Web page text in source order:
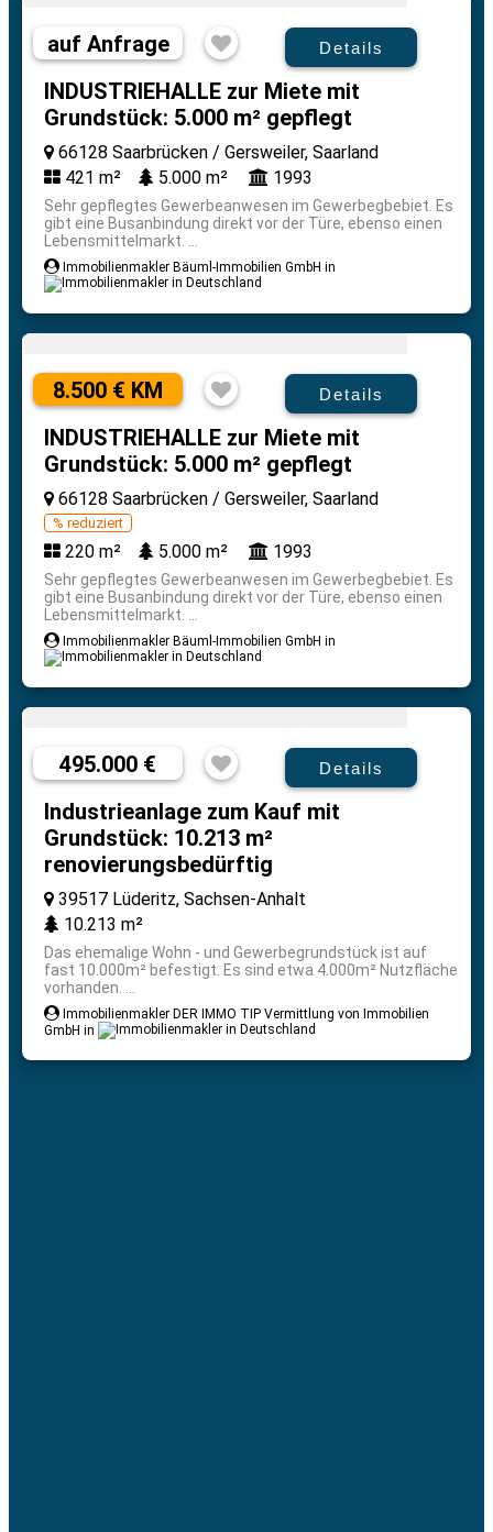
auf Anfrage Details
INDUSTRIEHALLE zur Miete mit
Grundstück: 5.000 m² gepflegt
66128 Saarbrücken / Gersweiler, Saarland
421 m²
5.000 m² 1993
Sehr gepflegtes Gewerbeanwesen im Gewerbegbebiet. Es
gibt eine Busanbindung direkt vor der Türe, ebenso einen
Lebensmittelmarkt. ...
Immobilienmakler Bäuml-Immobilien GmbH in
8.500 € KM Details
INDUSTRIEHALLE zur Miete mit
Grundstück: 5.000 m² gepflegt
66128 Saarbrücken / Gersweiler, Saarland
% reduziert
220 m² 5.000 m² 1993
Sehr gepflegtes Gewerbeanwesen im Gewerbegbebiet. Es
gibt eine Busanbindung direkt vor der Türe, ebenso einen
Lebensmittelmarkt. ...
Immobilienmakler Bäuml-Immobilien GmbH in
495.000 € Details
Industrieanlage zum Kauf mit
Grundstück: 10.213 m²
renovierungsbedürftig
39517 Lüderitz, Sachsen-Anhalt
10.213 m²
Das ehemalige Wohn - und Gewerbegrundstück ist auf
fast 10.000m² befestigt. Es sind etwa 4.000m² Nutzfläche
vorhanden. ...
Immobilienmakler DER IMMO TIP Vermittlung von Immobilien
GmbH in